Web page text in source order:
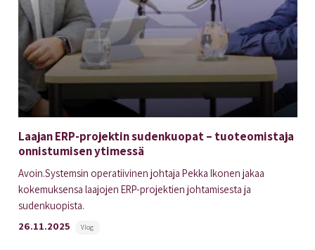
Laajan ERP-projektin sudenkuopat – tuoteomistaja
onnistumisen ytimessä
Avoin.Systemsin operatiivinen johtaja Pekka Ikonen jakaa
kokemuksensa laajojen ERP-projektien johtamisesta ja
sudenkuopista.
26.11.2025
Vlog